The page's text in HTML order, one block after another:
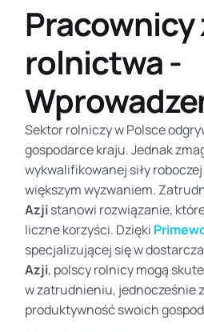
Pracownicy
rolnictwa -
Sektor rolniczy w Polsce
gospodarce kraju. Jednak
wykwalifikowanej siły
większym wyzwaniem.
Azjistanowi rozwiązanie,
liczne korzyści. Dzięki
specjalizującej się w
Azji, polscy rolnicy mogą
w zatrudnieniu, jednocześnie
produktywność swoich